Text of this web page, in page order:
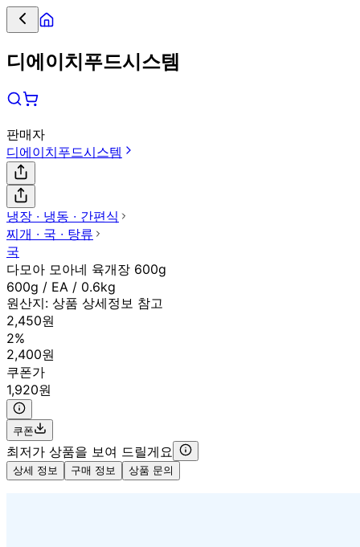
디에이치푸드시스템
판매자
디에이치푸드시스템
냉장 ∙ 냉동 ∙ 간편식
찌개 ∙ 국 ∙ 탕류
국
다모아 모아네 육개장 600g
600g / EA / 0.6kg
원산지: 상품 상세정보 참고
2,450원
2%
2,400원
쿠폰가
1,920원
쿠폰
최저가 상품을 보여 드릴게요
상세 정보 구매 정보 상품 문의